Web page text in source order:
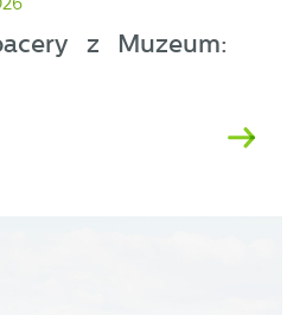
z Muzeum: